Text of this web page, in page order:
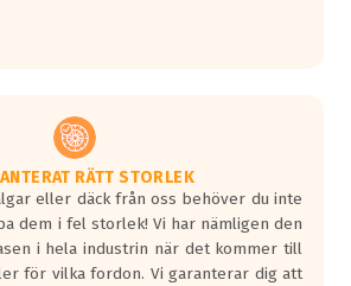
RÄTT STORLEK
eller däck från oss behöver du inte
dem i fel storlek! Vi har nämligen den
i hela industrin när det kommer till
för vilka fordon. Vi garanterar dig att